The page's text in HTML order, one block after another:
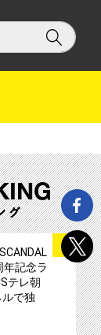
1
年記念ラ
テレ朝
で独